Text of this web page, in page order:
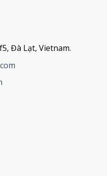
Đà Lạt, Vietnam.